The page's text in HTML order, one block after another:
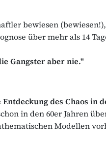
bewiesen (bewiesen!),
über mehr als 14
Gangster aber nie."
Entdeckung des Chaos in
in den 60er Jahren
Modellen